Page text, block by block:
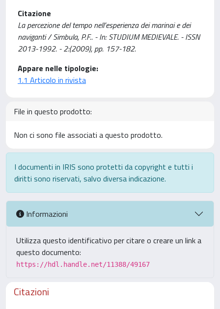
Citazione
La percezione del tempo nell’esperienza dei marinai e dei
naviganti / Simbula, P.F.. - In: STUDIUM MEDIEVALE. - ISSN
2013-1992. - 2:(2009), pp. 157-182.
Appare nelle tipologie:
1.1 Articolo in rivista
File in questo prodotto:
Non ci sono file associati a questo prodotto.
I documenti in IRIS sono protetti da copyright e tutti i
diritti sono riservati, salvo diversa indicazione.
Informazioni
Utilizza questo identificativo per citare o creare un link a
questo documento:
https://hdl.handle.net/11388/49167
Citazioni